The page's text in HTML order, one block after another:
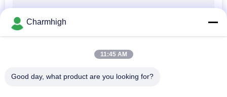
Charmhigh
11:45 AM
Good day, what product are you looking for?